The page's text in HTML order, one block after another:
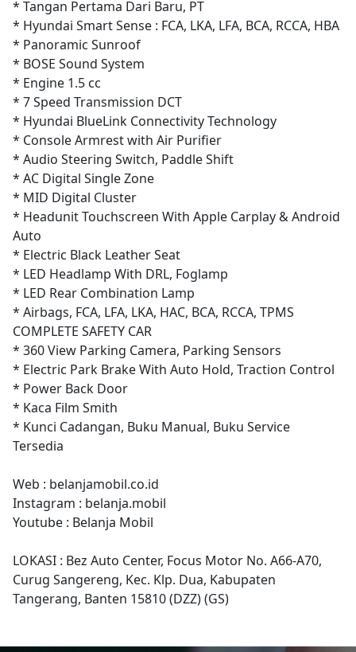
* Tangan Pertama Dari Baru, PT
* Hyundai Smart Sense : FCA, LKA, LFA, BCA, RCCA, HBA
* Panoramic Sunroof
* BOSE Sound System
* Engine 1.5 cc
* 7 Speed Transmission DCT
* Hyundai BlueLink Connectivity Technology
* Console Armrest with Air Purifier
* Audio Steering Switch, Paddle Shift
* AC Digital Single Zone
* MID Digital Cluster
* Headunit Touchscreen With Apple Carplay & Android
Auto
* Electric Black Leather Seat
* LED Headlamp With DRL, Foglamp
* LED Rear Combination Lamp
* Airbags, FCA, LFA, LKA, HAC, BCA, RCCA, TPMS
COMPLETE SAFETY CAR
* 360 View Parking Camera, Parking Sensors
* Electric Park Brake With Auto Hold, Traction Control
* Power Back Door
* Kaca Film Smith
* Kunci Cadangan, Buku Manual, Buku Service
Tersedia
Web : belanjamobil.co.id
Instagram : belanja.mobil
Youtube : Belanja Mobil
LOKASI : Bez Auto Center, Focus Motor No. A66-A70,
Curug Sangereng, Kec. Klp. Dua, Kabupaten
Tangerang, Banten 15810 (DZZ) (GS)